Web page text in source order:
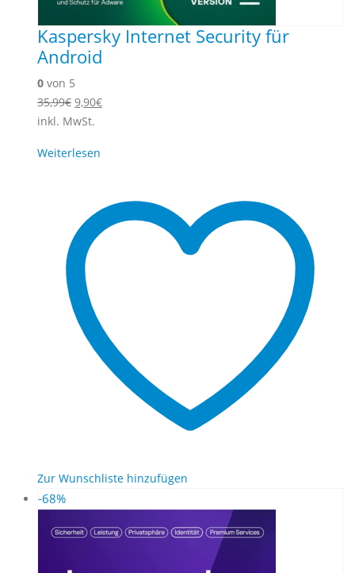
Kaspersky Internet Security für
Android
0 von 5
35,99€ Ursprünglicher
Preis
35,99€
9,90€Aktueller
inkl. MwSt.
Weiterlesen
Zur Wunschliste hinzufügen
-68%